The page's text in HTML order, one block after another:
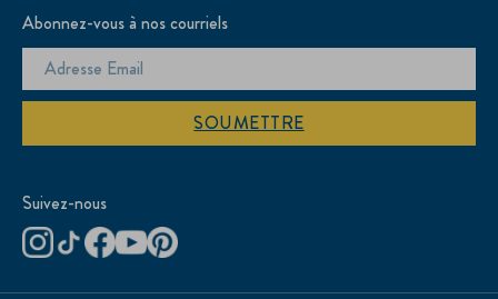
Abonnez-vous à nos courriels
SOUMETTRE
Suivez-nous